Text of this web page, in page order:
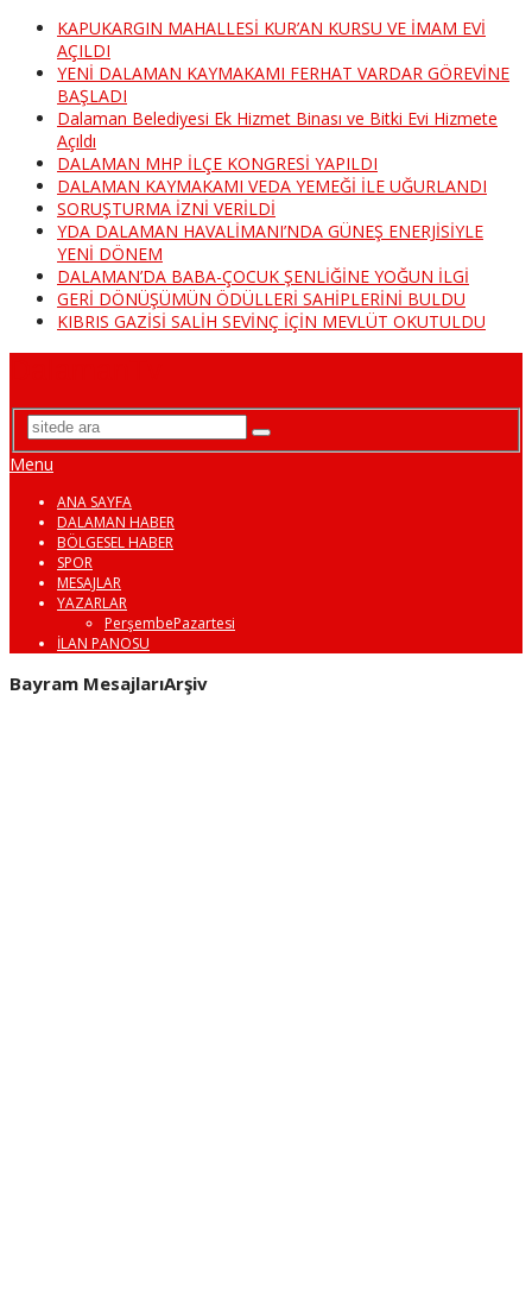
KAPUKARGIN MAHALLESİ KUR’AN KURSU VE İMAM EVİ
AÇILDI
YENİ DALAMAN KAYMAKAMI FERHAT VARDAR GÖREVİNE
BAŞLADI
Dalaman Belediyesi Ek Hizmet Binası ve Bitki Evi Hizmete
Açıldı
DALAMAN MHP İLÇE KONGRESİ YAPILDI
DALAMAN KAYMAKAMI VEDA YEMEĞİ İLE UĞURLANDI
SORUŞTURMA İZNİ VERİLDİ
YDA DALAMAN HAVALİMANI’NDA GÜNEŞ ENERJİSİYLE
YENİ DÖNEM
DALAMAN’DA BABA-ÇOCUK ŞENLİĞİNE YOĞUN İLGİ
GERİ DÖNÜŞÜMÜN ÖDÜLLERİ SAHİPLERİNİ BULDU
KIBRIS GAZİSİ SALİH SEVİNÇ İÇİN MEVLÜT OKUTULDU
Menu
ANA SAYFA
DALAMAN HABER
BÖLGESEL HABER
SPOR
MESAJLAR
YAZARLAR
PerşembePazartesi
İLAN PANOSU
Bayram MesajlarıArşiv